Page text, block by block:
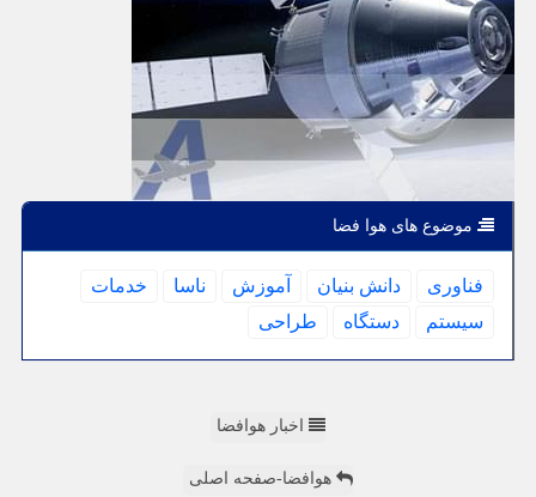
موضوع های هوا فضا
فناوری دانش بنیان آموزش ناسا
خدمات
سیستم
دستگاه طراحی
اخبار هوافضا
هوافضا-صفحه اصلی